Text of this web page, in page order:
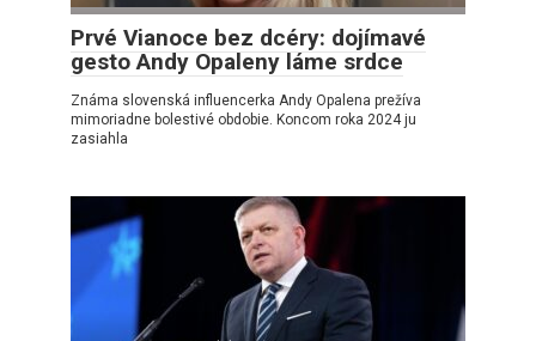
Prvé Vianoce bez dcéry: dojímavé
gesto Andy Opaleny láme srdce
Známa slovenská influencerka Andy Opalena prežíva
mimoriadne bolestivé obdobie. Koncom roka 2024 ju
zasiahla